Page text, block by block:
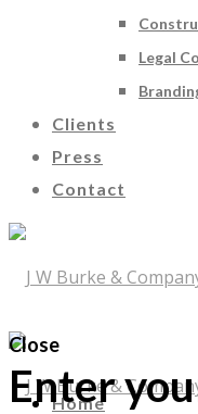
Legal
Clients
Press
Contact
Home
Close
Enter